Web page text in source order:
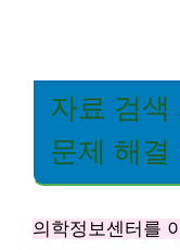
자료 검색
문제 해결
의학정보센터를